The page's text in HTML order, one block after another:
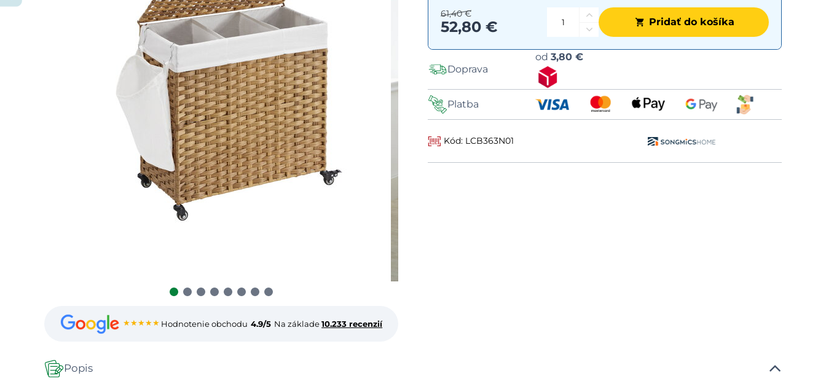
★★★★★ Hodnotenie obchodu 4.9/5 Na základe10.233 recenzií
52,80 €
61,40 €
Pridať do košíka
Doprava
od3,80 €
Platba
Kód: LCB363N01
Popis